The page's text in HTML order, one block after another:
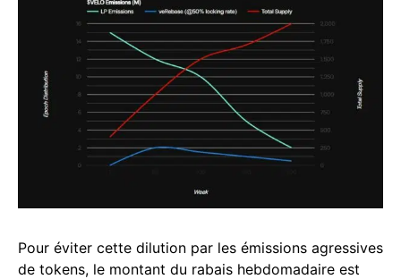
Pour éviter cette dilution par les émissions agressives
de tokens, le montant du rabais hebdomadaire est